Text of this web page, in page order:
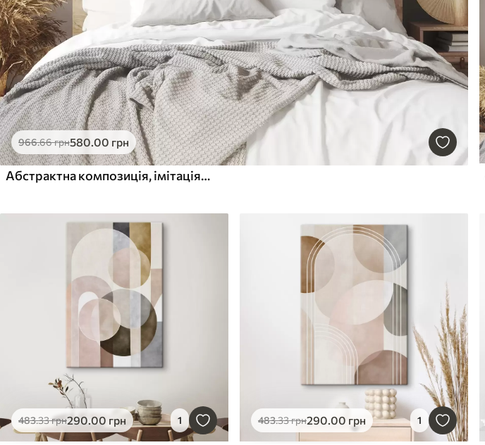
966.66грн580.00 грн
Абстрактна композиція, імітація живопису
483.33грн290.00 грн 1 483.33грн290.00 грн 1